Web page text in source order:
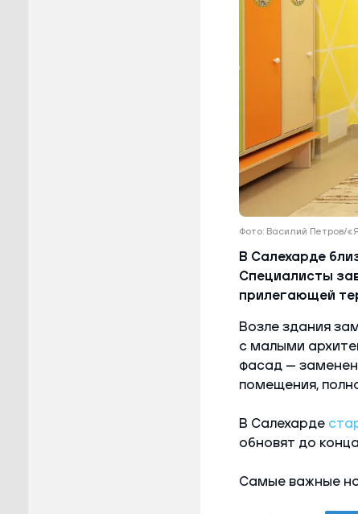
Фото: Василий Петров/
В Салехарде
Специалисты
прилегающей
Возле здания
с малыми
фасад —
помещения,
В Салехарде
обновят до
Самые важные